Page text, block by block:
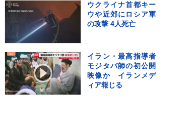
ウクライナ首都キー
ウや近郊にロシア軍
の攻撃 4人死亡
イラン・最高指導者
モジタバ師の初公開
映像か イランメデ
ィア報じる